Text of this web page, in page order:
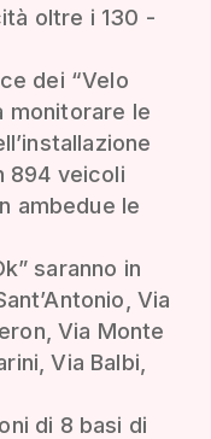
oltre i 130 -
dei “Velo
monitorare le
894 veicoli
ambedue le
saranno in
Via
Via Monte
Via Balbi,
di 8 basi di